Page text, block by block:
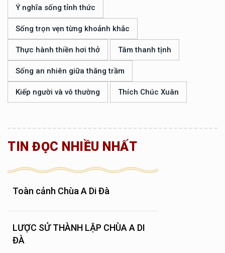
Ý nghĩa sống tỉnh thức
Sống trọn vẹn từng khoảnh khắc
Thực hành thiền hơi thở Tâm thanh tịnh
Sống an nhiên giữa thăng trầm
Kiếp người và vô thường Thích Chúc Xuân
TIN ĐỌC NHIỀU NHẤT
Toàn cảnh Chùa A Di Đà
LƯỢC SỬ THÀNH LẬP CHÙA A DI
ĐÀ